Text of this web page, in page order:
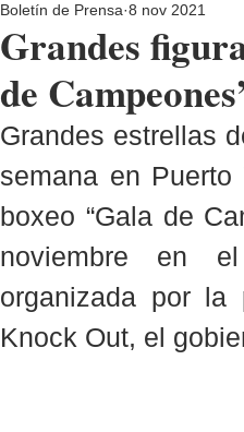
Grandes
de
Boletín de Prensa 8 nov 2021
Grandes estrellas
semana en
boxeo “Gala de
noviembre en el
organizada por la
Knock Out, el